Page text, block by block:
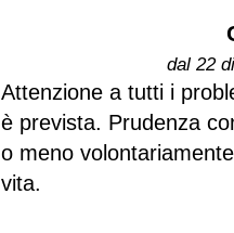
dal 22
Attenzione a tutti i
è prevista. Prudenza
o meno
vita.